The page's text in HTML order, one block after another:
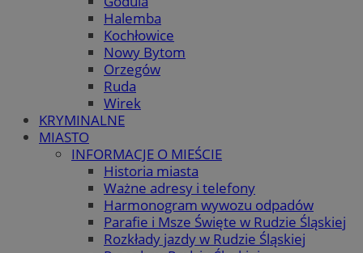
Halemba
Kochłowice
Nowy Bytom
Orzegów
Ruda
Wirek
KRYMINALNE
MIASTO
INFORMACJE O MIEŚCIE
Historia miasta
Ważne adresy i telefony
Harmonogram wywozu odpadów
Parafie i Msze Święte w Rudzie Śląskiej
Rozkłady jazdy w Rudzie Śląskiej